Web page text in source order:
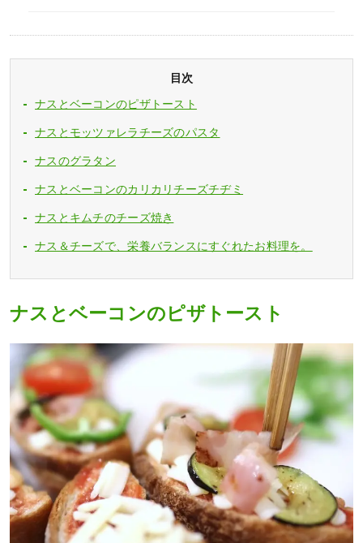
目次
ナスとベーコンのピザトースト
ナスとモッツァレラチーズのパスタ
ナスのグラタン
ナスとベーコンのカリカリチーズチヂミ
ナスとキムチのチーズ焼き
ナス＆チーズで、栄養バランスにすぐれたお料理を。
ナスとベーコンのピザトースト